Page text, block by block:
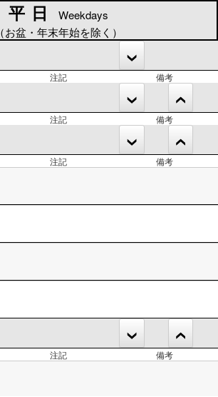
平日
Weekdays
（お盆・年末年始を除く）
注記 備考
注記 備考
注記 備考
注記 備考